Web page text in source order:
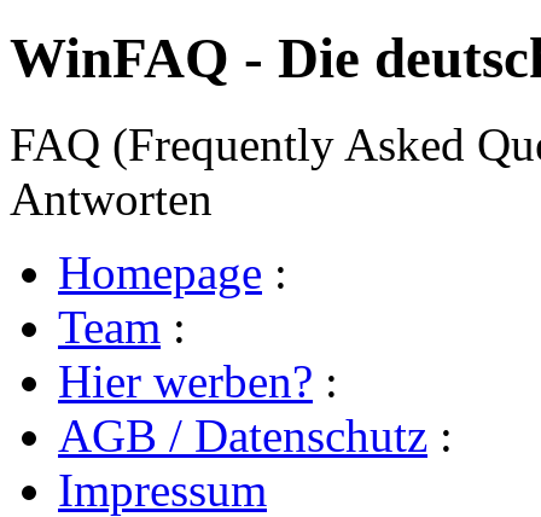
WinFAQ - Die
FAQ (Frequently Asked
Antworten
Homepage :
Team :
Hier werben? :
AGB / Datenschutz :
Impressum